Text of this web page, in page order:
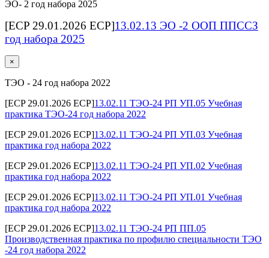
ЭО- 2 год набора 2025
[ECP 29.01.2026 ECP]13.02.13 ЭО -2 ООП ППССЗ
год набора 2025
×
ТЭО - 24 год набора 2022
[ECP 29.01.2026 ECP]13.02.11 ТЭО-24 РП УП.05 Учебная
практика ТЭО-24 год набора 2022
[ECP 29.01.2026 ECP]13.02.11 ТЭО-24 РП УП.03 Учебная
практика год набора 2022
[ECP 29.01.2026 ECP]13.02.11 ТЭО-24 РП УП.02 Учебная
практика год набора 2022
[ECP 29.01.2026 ECP]13.02.11 ТЭО-24 РП УП.01 Учебная
практика год набора 2022
[ECP 29.01.2026 ECP]13.02.11 ТЭО-24 РП ПП.05
Производственная практика по профилю специальности ТЭО
-24 год набора 2022